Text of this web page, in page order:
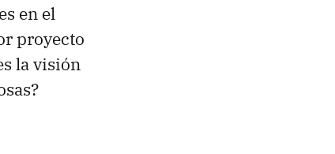
en el
proyecto
la visión